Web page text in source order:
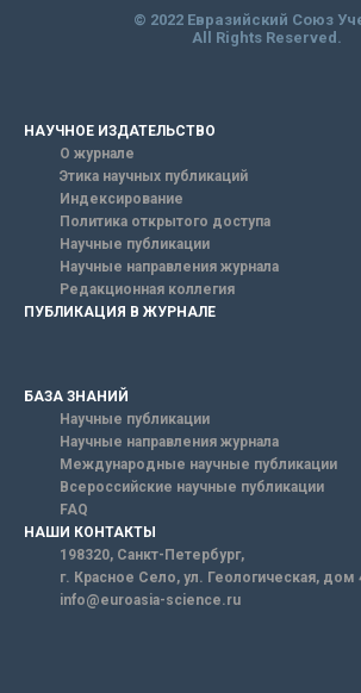
© 2022 Евразийский Союз
All Rights Reserved.
НАУЧНОЕ ИЗДАТЕЛЬСТВО
О журнале
Этика научных публикаций
Индексирование
Политика открытого доступа
Научные публикации
Научные направления журнала
Редакционная коллегия
ПУБЛИКАЦИЯ В ЖУРНАЛЕ
БАЗА ЗНАНИЙ
Научные публикации
Научные направления журнала
Международные научные публикации
Всероссийские научные публикации
FAQ
НАШИ КОНТАКТЫ
198320, Санкт-Петербург,
г. Красное Село, ул. Геологическая, дом
info@euroasia-science.ru